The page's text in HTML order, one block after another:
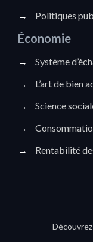
→
Politiques
Économie
→
Système
→
L’art de bien
→
Science
→
→
Rentabilité